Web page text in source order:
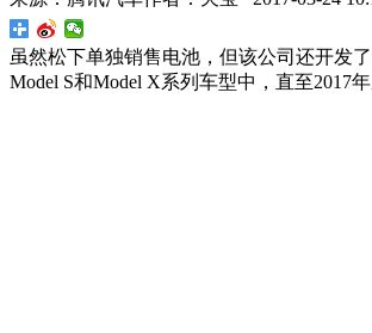
虽然松下单独销售电池，但该公司还开发
Model S和Model X系列车型中，直至2017年